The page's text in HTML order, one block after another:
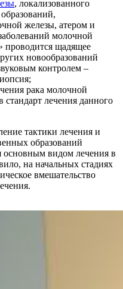
, локализованного
железы, атером и
молочной
проводится щадящее
новообразований
контролем –
рака молочной
лечения данного
тактики лечения и
образований
основным видом лечения в
на начальных стадиях
вмешательство